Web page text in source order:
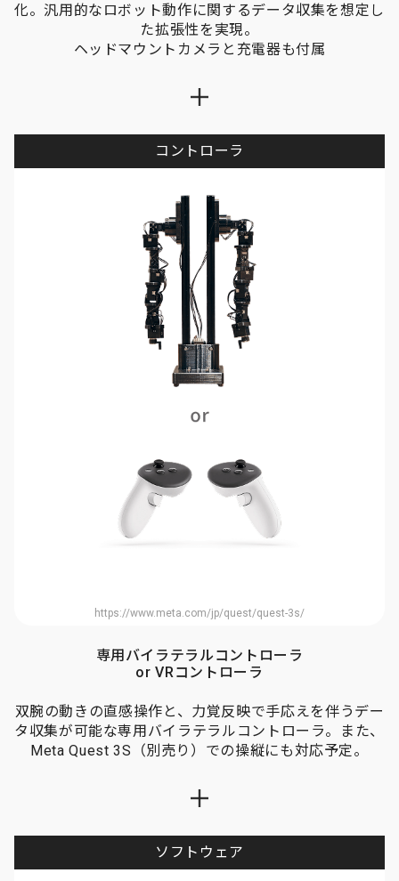
化。汎用的なロボット動作に関するデータ収集を想定し
た拡張性を実現。
ヘッドマウントカメラと充電器も付属
コントローラ
https://www.meta.com/jp/quest/quest-3s/
専用バイラテラルコントローラ
or VRコントローラ
双腕の動きの直感操作と、力覚反映で手応えを伴うデー
タ収集が可能な専用バイラテラルコントローラ。また、
Meta Quest 3S（別売り）での操縦にも対応予定。
ソフトウェア